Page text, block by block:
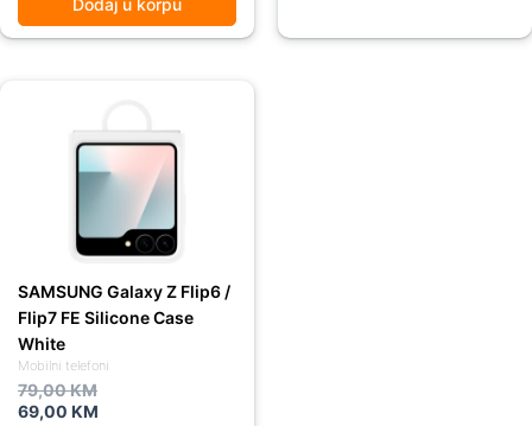
Mobilni telefoni
SAMSUNG Galaxy Z Flip6 /
Flip7 FE Silicone Case
White
79,00KM
79,00 KM.
69,00 KM
69,00 KM.